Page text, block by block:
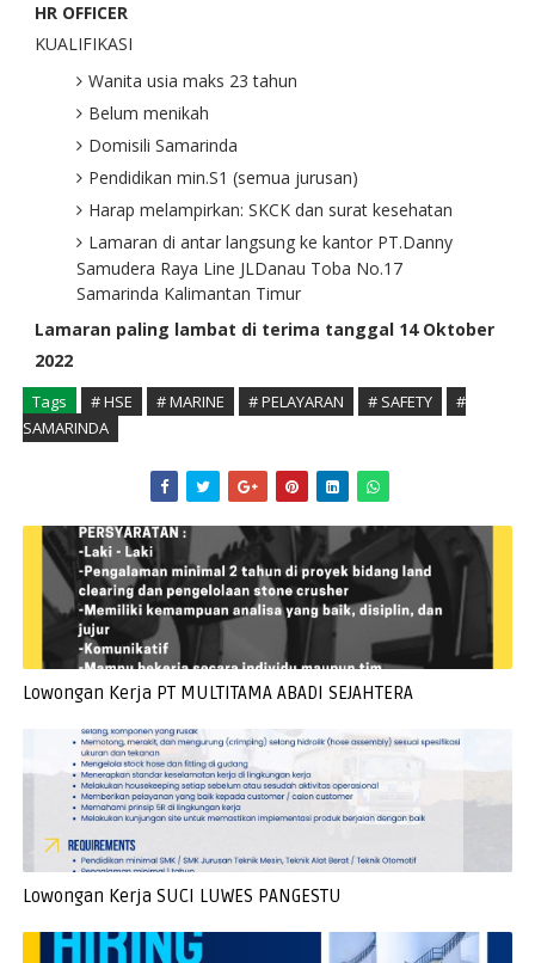
HR OFFICER
KUALIFIKASI
Wanita usia maks 23 tahun
Belum menikah
Domisili Samarinda
Pendidikan min.S1 (semua jurusan)
Harap melampirkan: SKCK dan surat kesehatan
Lamaran di antar langsung ke kantor PT.Danny
Samudera Raya Line JLDanau Toba No.17
Samarinda Kalimantan Timur
Lamaran paling lambat di terima tanggal 14 Oktober
2022
Tags # HSE # MARINE # PELAYARAN # SAFETY
#
SAMARINDA
Lowongan Kerja PT MULTITAMA ABADI SEJAHTERA
Lowongan Kerja SUCI LUWES PANGESTU